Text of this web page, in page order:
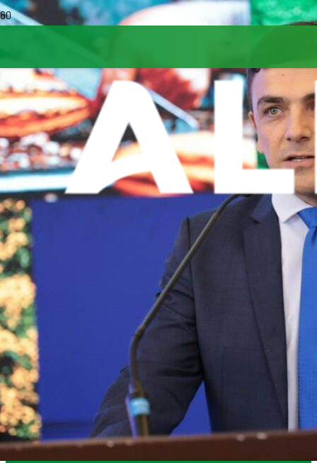
Tagged in
PL 4614
Minha história